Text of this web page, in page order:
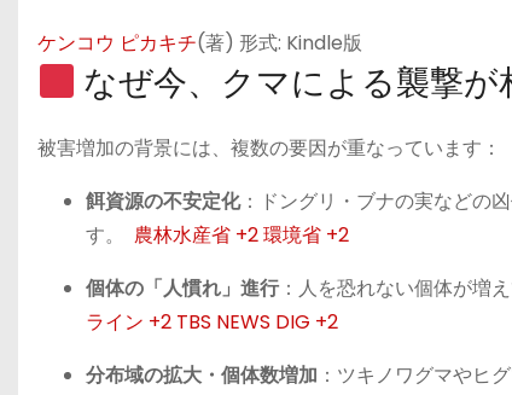
ケンコウ ピカキチ(著) 形式: Kindle版
なぜ今、クマによる襲撃が
被害増加の背景には、複数の要因が重なっています：
餌資源の不安定化：ドングリ・ブナの実などの
す。
農林水産省 +2環境省 +2
個体の「人慣れ」進行：人を恐れない個体が増
ライン +2 TBS NEWS DIG +2
分布域の拡大・個体数増加 ：ツキノワグマやヒ